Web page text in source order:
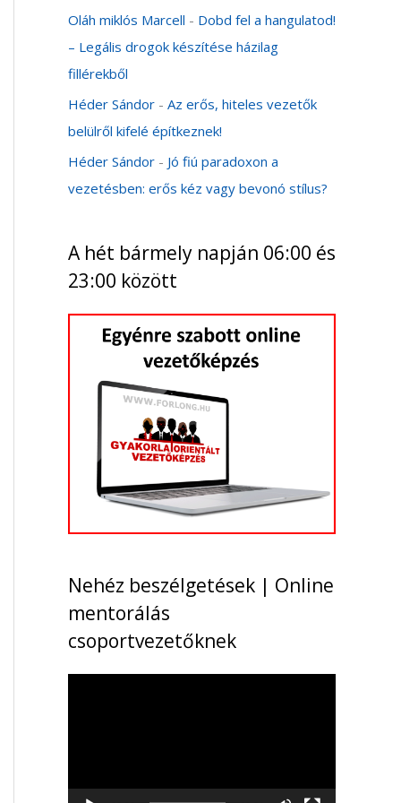
Oláh miklós Marcell - Dobd fel a hangulatod!
– Legális drogok készítése házilag
fillérekből
Héder Sándor - Az erős, hiteles vezetők
belülről kifelé építkeznek!
Héder Sándor - Jó fiú paradoxon a
vezetésben: erős kéz vagy bevonó stílus?
A hét bármely napján 06:00 és
23:00 között
Nehéz beszélgetések | Online
mentorálás
csoportvezetőknek
ó